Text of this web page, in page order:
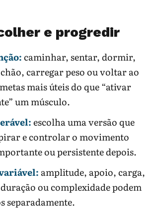
e progredir
caminhar, sentar, dormir,
carregar peso ou voltar ao
mais úteis do que “ativar
um músculo.
escolha uma versão que
e controlar o movimento
ou persistente depois.
amplitude, apoio, carga,
ou complexidade podem
separadamente.